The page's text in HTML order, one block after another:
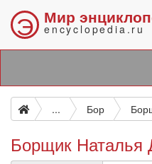
Э Мир
encyclopedia.ru
... Бор
Борщик Наталья